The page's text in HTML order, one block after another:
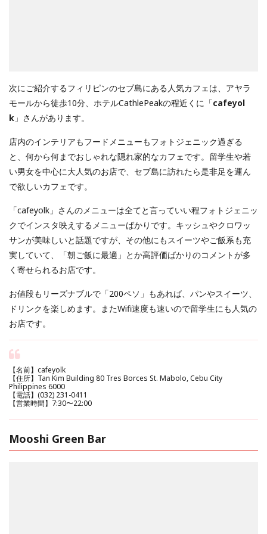
次にご紹介するフィリピンのセブ島にある人気カフェは、アヤラ
モールから徒歩10分、ホテルCathlePeakの程近くに「cafeyol
k 」さんがあります。
店内のインテリアもフードメニューもフォトジェニック過ぎる
と、何から何までおしゃれな隠れ家的なカフェです。留学生や若
い男女を中心に大人気のお店で、セブ島に訪れたら是非足を運ん
で欲しいカフェです。
「cafeyolk」さんのメニューは全てと言っていい程フォトジェニッ
クでインスタ映えするメニューばかりです。キッシュやクロワッ
サンが美味しいと話題ですが、その他にもスイーツやご飯系も充
実していて、「朝ご飯に最適」とか高評価ばかりのコメントが多
く寄せられるお店です。
お値段もリーズナブルで「200ペソ」もあれば、パンやスイーツ、
ドリンクを楽しめます。またWifi速度も速いので留学生にも人気の
お店です。
【名前】cafeyolk
【住所】Tan Kim Building 80 Tres Borces St. Mabolo, Cebu City
Philippines 6000
【電話】(032) 231-0411
【営業時間】7:30〜22:00
Mooshi Green Bar